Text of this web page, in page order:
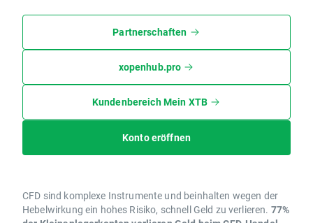
Partnerschaften
xopenhub.pro
Kundenbereich Mein XTB
Konto eröffnen
CFD sind komplexe Instrumente und beinhalten wegen der
Hebelwirkung ein hohes Risiko, schnell Geld zu verlieren. 77%